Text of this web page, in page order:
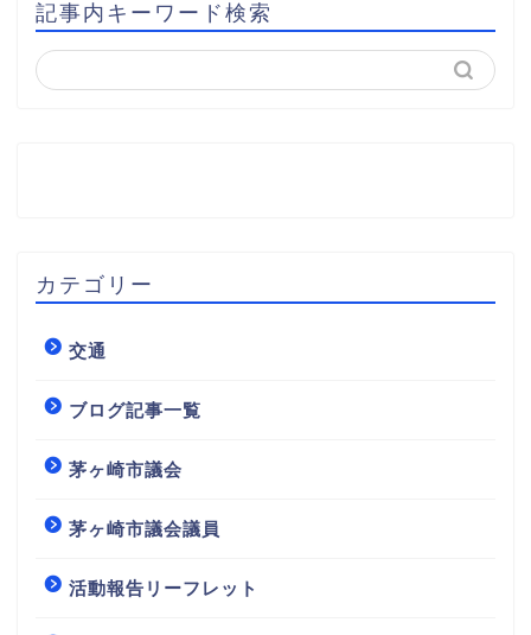
記事内キーワード検索
カテゴリー
交通
ブログ記事一覧
茅ヶ崎市議会
茅ヶ崎市議会議員
活動報告リーフレット